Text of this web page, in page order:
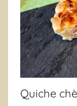
Quiche